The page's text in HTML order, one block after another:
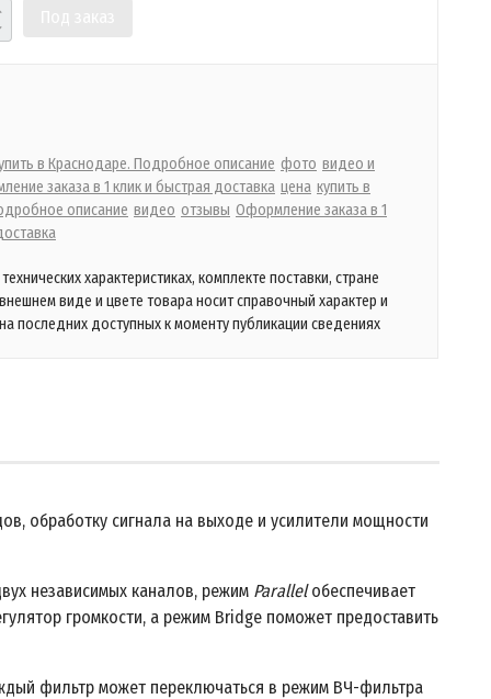
в Краснодаре. Подробное описание фото видео и
заказа в 1 клик и быстрая доставка цена купить в
описание видео отзывы Оформление заказа в 1
характеристиках, комплекте поставки, стране
виде и цвете товара носит справочный характер и
последних доступных к моменту публикации сведениях
обработку сигнала на выходе и усилители мощности
независимых каналов, режим Parallelобеспечивает
громкости, а режим Bridge поможет предоставить
фильтр может переключаться в режим ВЧ-фильтра